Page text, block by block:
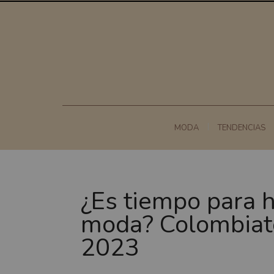
MODA TENDENCIAS
¿Es tiempo para
moda?
2023